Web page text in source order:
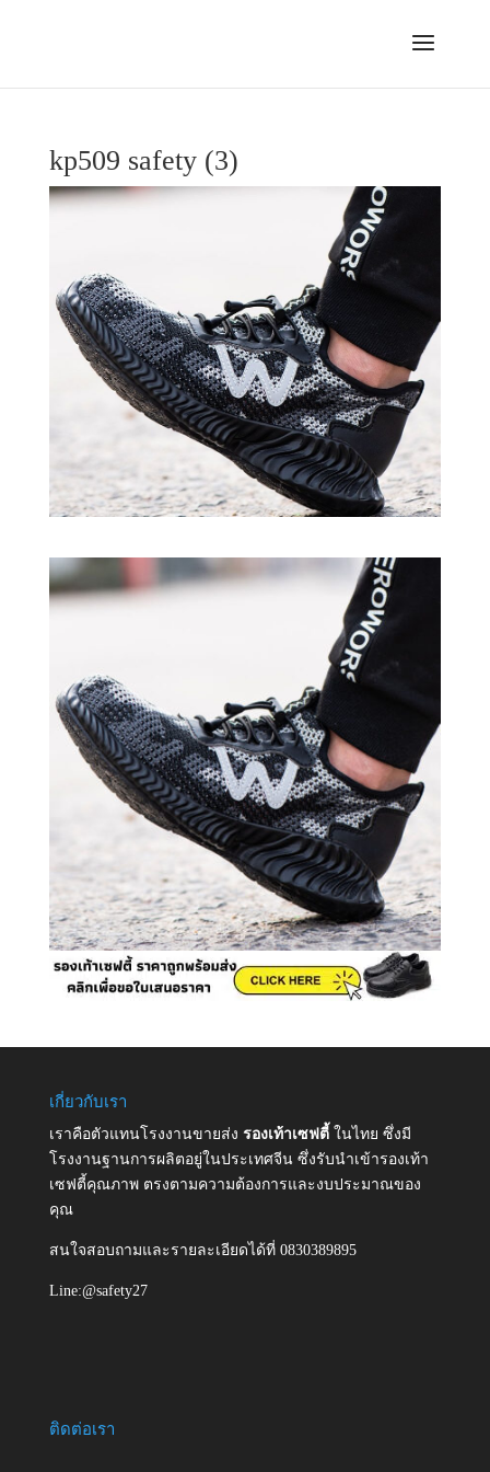
kp509 safety (3)
เกี่ยวกับเรา
เราคือตัวแทนโรงงานขายส่ง รองเท้าเซฟตี้ ในไทย ซึ่งมี
โรงงานฐานการผลิตอยู่ในประเทศจีน ซึ่งรับนำเข้ารองเท้า
เซฟตี้คุณภาพ ตรงตามความต้องการและงบประมาณของ
คุณ
สนใจสอบถามและรายละเอียดได้ที่ 0830389895
Line:@safety27
ติดต่อเรา